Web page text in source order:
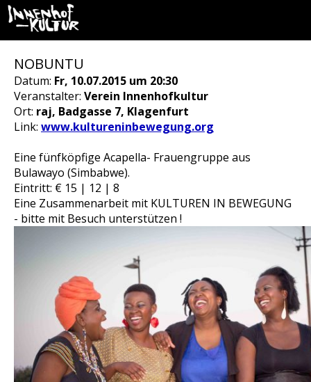
NOBUNTU
Datum: Fr, 10.07.2015 um 20:30
Veranstalter: Verein Innenhofkultur
Ort: raj, Badgasse 7, Klagenfurt
Link: www.kultureninbewegung.org
Eine fünfköpfige Acapella- Frauengruppe aus
Bulawayo (Simbabwe).
Eintritt: € 15 | 12 | 8
Eine Zusammenarbeit mit KULTUREN IN BEWEGUNG
- bitte mit Besuch unterstützen !